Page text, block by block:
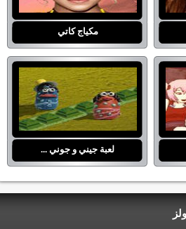
مكياج كاتي
لعبة جيني و جوني ...